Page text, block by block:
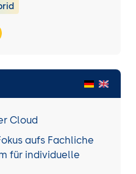
Cloud
aufs Fachliche
für individuelle